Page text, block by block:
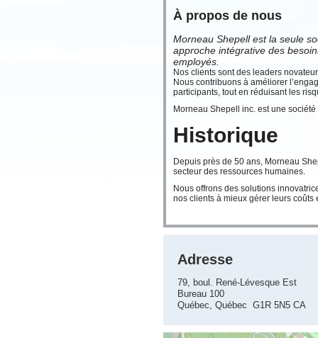
À propos de nous
Morneau Shepell est la seule
approche intégrative des
employés.
Nos clients sont des leaders
Nous contribuons à améliorer
participants, tout en réduisant les
Morneau Shepell inc. est une
Historique
Depuis près de 50 ans, Morneau
secteur des ressources humaines.
Nous offrons des solutions
nos clients à mieux gérer leurs
Adresse
79, boul. René-Lévesque Est
Bureau 100
Québec, Québec G1R 5N5 CA